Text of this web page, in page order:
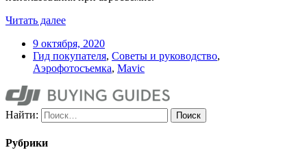
Читать далее
9 октября, 2020
Гид покупателя, Советы и руководство,
Аэрофотосъемка, Mavic
Найти:
Рубрики